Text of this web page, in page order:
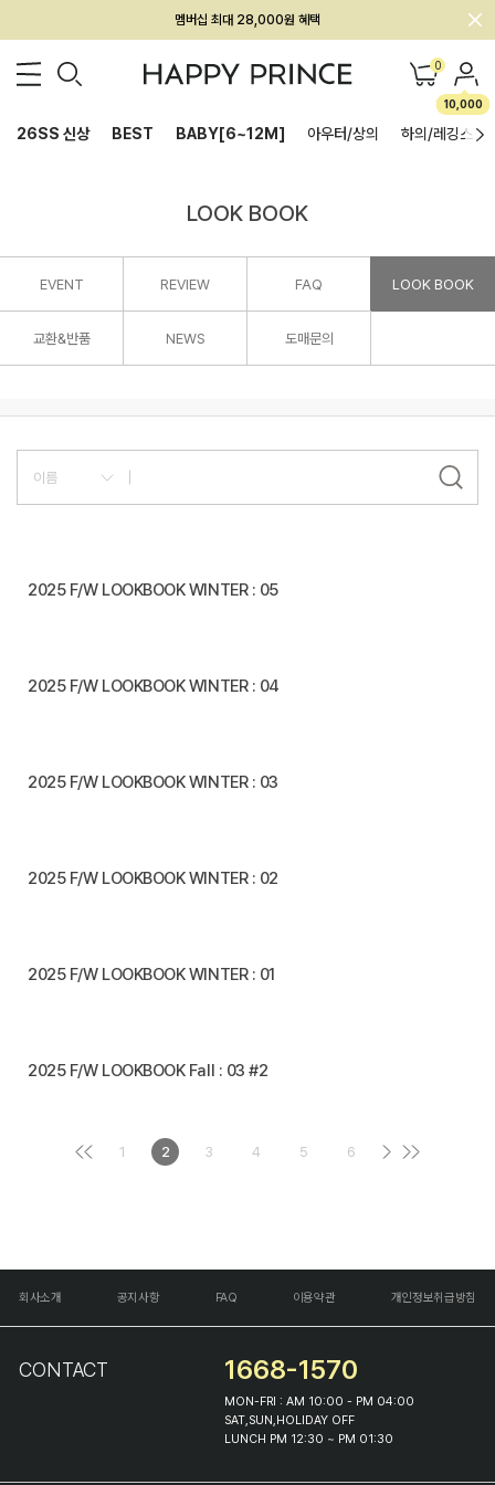
멤버십 최대 28,000원 혜택
0
10,000
26SS 신상 BEST BABY[6~12M] 아우터/상의 하의/레깅스
LOOK BOOK
EVENT REVIEW FAQ LOOK BOOK
교환&반품 NEWS 도매문의
2025 F/W LOOKBOOK WINTER : 05
2025 F/W LOOKBOOK WINTER : 04
2025 F/W LOOKBOOK WINTER : 03
2025 F/W LOOKBOOK WINTER : 02
2025 F/W LOOKBOOK WINTER : 01
2025 F/W LOOKBOOK Fall : 03 #2
1 2 3 4 5 6
회사소개 공지사항 FAQ 이용약관 개인정보취급방침
CONTACT 1668-1570
MON-FRI : AM 10:00 - PM 04:00
SAT,SUN,HOLIDAY OFF
LUNCH PM 12:30 ~ PM 01:30